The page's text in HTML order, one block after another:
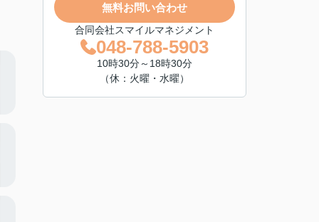
無料お問い合わせ
合同会社スマイルマネジメント
048-788-5903
10時30分～18時30分
（休：火曜・水曜）